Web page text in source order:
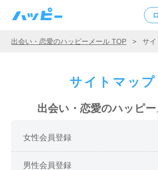
出会い・恋愛のハッピーメール TOP > サ
サイトマップ
出会い・恋愛のハッピ
女性会員登録
男性会員登録